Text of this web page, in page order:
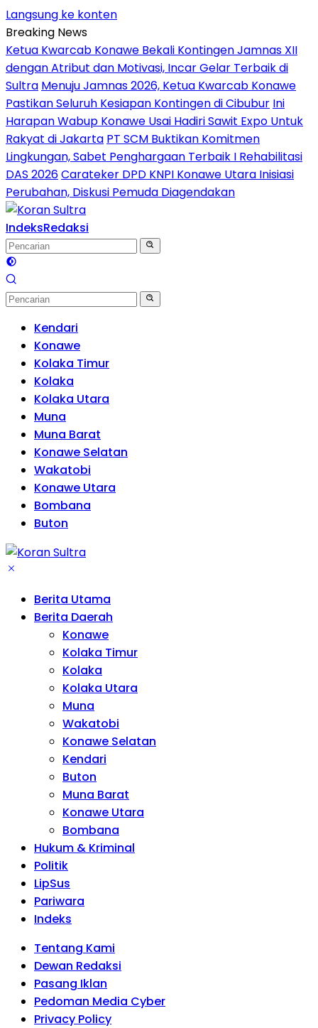
Langsung ke konten
Breaking News
Ketua Kwarcab Konawe Bekali Kontingen Jamnas XII
dengan Atribut dan Motivasi, Incar Gelar Terbaik di
Sultra Menuju Jamnas 2026, Ketua Kwarcab Konawe
Pastikan Seluruh Kesiapan Kontingen di Cibubur Ini
Harapan Wabup Konawe Usai Hadiri Sawit Expo Untuk
Rakyat di Jakarta PT SCM Buktikan Komitmen
Lingkungan, Sabet Penghargaan Terbaik I Rehabilitasi
DAS 2026Carateker DPD KNPI Konawe Utara Inisiasi
Perubahan, Diskusi Pemuda Diagendakan
IndeksRedaksi
Kendari
Konawe
Kolaka Timur
Kolaka
Kolaka Utara
Muna
Muna Barat
Konawe Selatan
Wakatobi
Konawe Utara
Bombana
Buton
Berita Utama
Berita Daerah
Konawe
Kolaka Timur
Kolaka
Kolaka Utara
Muna
Wakatobi
Konawe Selatan
Kendari
Buton
Muna Barat
Konawe Utara
Bombana
Hukum & Kriminal
Politik
LipSus
Pariwara
Indeks
Tentang Kami
Dewan Redaksi
Pasang Iklan
Pedoman Media Cyber
Privacy Policy